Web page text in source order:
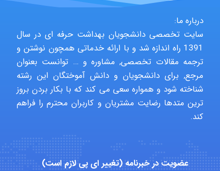
hosein abdolvand
Kati
ehtesham
درباره ما:
سایت تخصصی دانشجویان بهداشت حرفه ای در سال
1391 راه اندازه شد و با ارائه خدماتی همچون نوشتن و
ترجمه مقالات تخصصی, مشاوره و … توانست بعنوان
مرجع, برای دانشجویان و دانش آموختگان این رشته
شناخته شود و همواره سعی می کند که با بکار بردن بروز
ترین متدها رضایت مشتریان و کاربران محترم را فراهم
کند.
عضویت در خبرنامه (تغییر ای پی لازم است)